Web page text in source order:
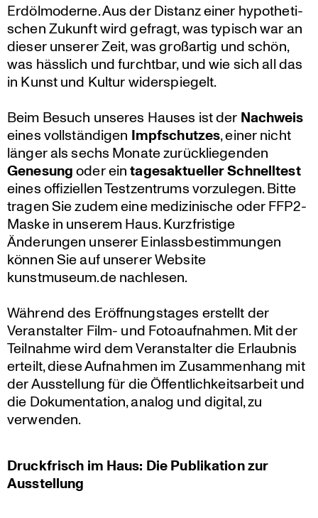
Erdöl­mo­derne. Aus der Distanz einer hypothe­ti­
schen Zukunft wird gefragt, was typisch war an
dieser unserer Zeit, was großartig und schön,
was hässlich und furchtbar, und wie sich all das
in Kunst und Kultur wider­spie­gelt.
Beim Besuch unseres Hauses ist der Nachweis
eines vollstän­digen Impfschutzes, einer nicht
länger als sechs Monate zurück­lie­genden
Genesungoder eintages­ak­tu­eller Schnell­test
eines offizi­ellen Testzen­trums vorzu­legen. Bitte
tragen Sie zudem eine medizi­ni­sche oder FFP2-
Maske in unserem Haus. Kurzfris­tige
Änderungen unserer Einlass­be­stim­mungen
können Sie auf unserer Website
kunstmuseum.de nachlesen.
Während des Eröff­nungs­tages erstellt der
Veran­stalter Film- und Fotoauf­nahmen. Mit der
Teilnahme wird dem Veran­stalter die Erlaubnis
erteilt, diese Aufnahmen im Zusam­men­hang mit
der Ausstel­lung für die Öffent­lich­keits­ar­beit und
die Dokumen­ta­tion, analog und digital, zu
verwenden.
Druck­frisch im Haus: Die Publi­ka­tion zur
Ausstellung